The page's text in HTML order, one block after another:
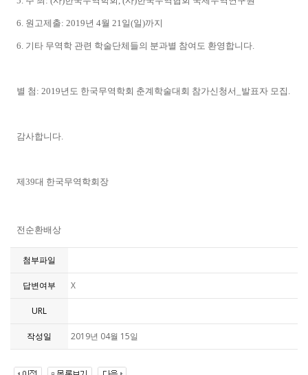
6. 원고제출: 2019년 4월 21일(일)까지
6. 기타 무역학 관련 학술단체들의 분과별 참여도 환영합니다.
별 첨: 2019년도 한국무역학회 춘계학술대회 참가신청서_발표자 모집.
감사합니다.
제39대 한국무역학회장
전순환배상
첨부파일
답변여부 X
URL
작성일 2019년 04월 15일